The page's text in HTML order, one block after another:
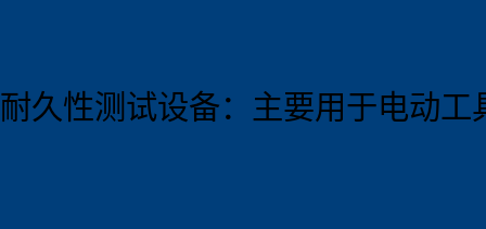
耐久性测试设备：主要用于电动